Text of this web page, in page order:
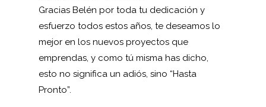
Gracias Belén por toda tu dedicación y
esfuerzo todos estos años, te deseamos lo
mejor en los nuevos proyectos que
emprendas, y como tú misma has dicho,
esto no significa un adiós, sino “Hasta
Pronto”.